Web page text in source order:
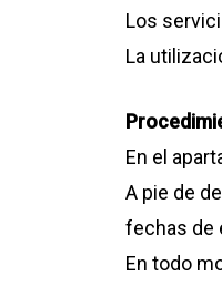
Los
La
En el
A pie de
fechas de
En todo